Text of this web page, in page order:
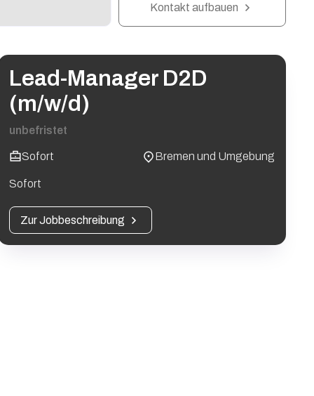
Kontakt aufbauen
Lead-Manager D2D
(m/w/d)
unbefristet
Sofort Bremen und Umgebung
Sofort
Zur Jobbeschreibung